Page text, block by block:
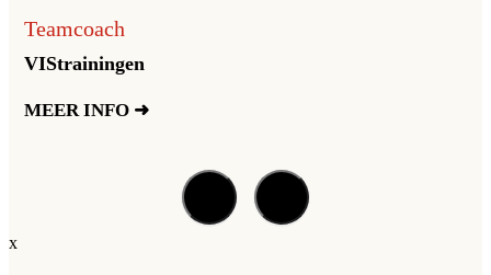
Teamcoach
VIStrainingen
MEER INFO ➜
x